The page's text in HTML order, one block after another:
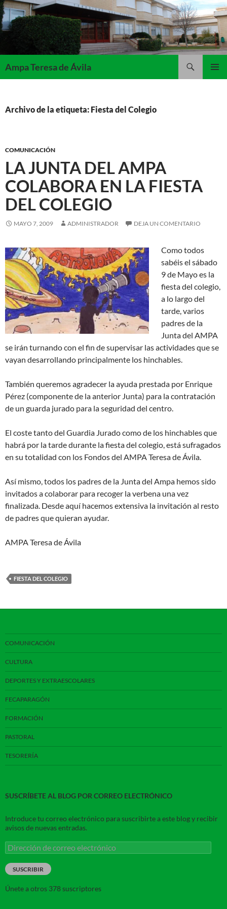
Saltar
al
contenido
Ampa Teresa de Ávila
Archivo de la etiqueta: Fiesta del Colegio
COMUNICACIÓN
LA JUNTA DEL AMPA
COLABORA EN LA FIESTA
DEL COLEGIO
MAYO 7, 2009 ADMINISTRADOR DEJA UN COMENTARIO
Como todos
sabéis el sábado
9 de Mayo es la
fiesta del colegio,
a lo largo del
tarde, varios
padres de la
Junta del AMPA
se irán turnando con el fin de supervisar las actividades que se
vayan desarrollando principalmente los hinchables.
También queremos agradecer la ayuda prestada por Enrique
Pérez (componente de la anterior Junta) para la contratación
de un guarda jurado para la seguridad del centro.
El coste tanto del Guardia Jurado como de los hinchables que
habrá por la tarde durante la fiesta del colegio, está sufragados
en su totalidad con los Fondos del AMPA Teresa de Ávila.
Así mismo, todos los padres de la Junta del Ampa hemos sido
invitados a colaborar para recoger la verbena una vez
finalizada. Desde aquí hacemos extensiva la invitación al resto
de padres que quieran ayudar.
AMPA Teresa de Ávila
FIESTA DEL COLEGIO
COMUNICACIÓN
CULTURA
DEPORTES Y EXTRAESCOLARES
FECAPARAGÓN
FORMACIÓN
PASTORAL
TESORERÍA
SUSCRÍBETE AL BLOG POR CORREO ELECTRÓNICO
Introduce tu correo electrónico para suscribirte a este blog y recibir
avisos de nuevas entradas.
Dirección
de
correo
electrónico
SUSCRIBIR
Únete a otros 378 suscriptores